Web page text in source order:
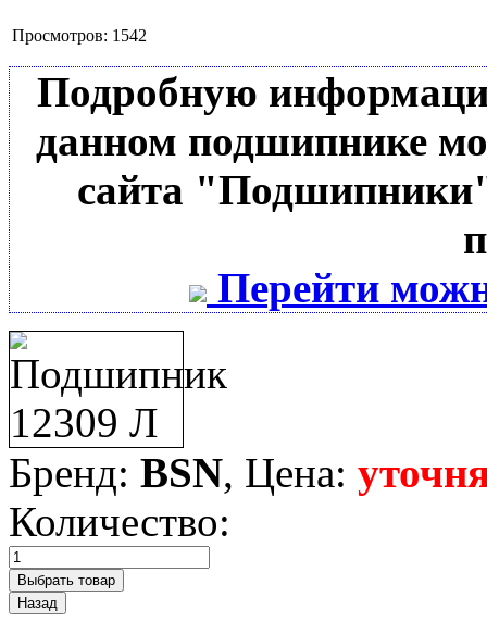
Просмотров: 1542
Подробную
данном подшипнике
сайта
Перейти
Бренд: BSN, Цена:
Количество: